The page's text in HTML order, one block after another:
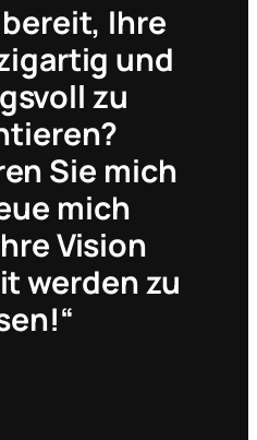
Ihre
und
zu
Sie mich
mich
Vision
werden zu